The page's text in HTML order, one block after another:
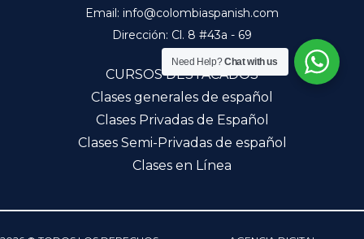
Email: info@colombiaspanish.com
Dirección: Cl. 8 #43a - 69
CURSOS DESTACADOS
Clases generales de español
Clases Privadas de Español
Clases Semi-Privadas de español
Clases en Línea
Need Help?Chat with us